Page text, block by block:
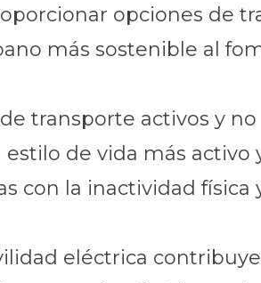
opciones de
más sostenible al
transporte activos y no
de vida más activo
con la inactividad física
eléctrica